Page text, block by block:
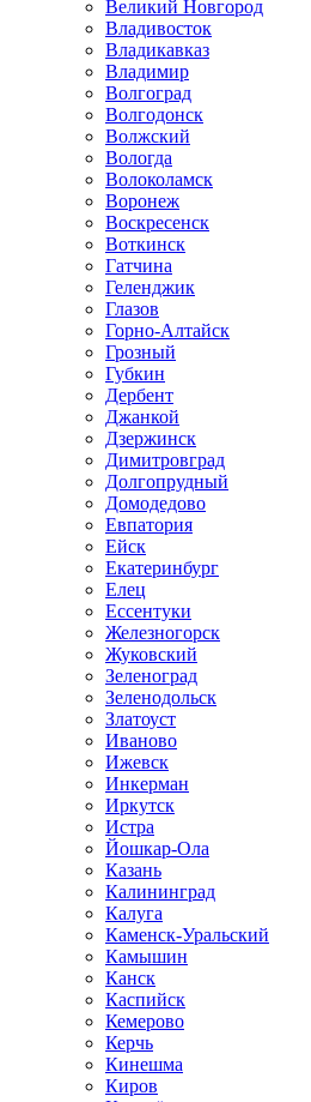
Великий Новгород
Владивосток
Владикавказ
Владимир
Волгоград
Волгодонск
Волжский
Вологда
Волоколамск
Воронеж
Воскресенск
Воткинск
Гатчина
Геленджик
Глазов
Горно-Алтайск
Грозный
Губкин
Дербент
Джанкой
Дзержинск
Димитровград
Долгопрудный
Домодедово
Евпатория
Ейск
Екатеринбург
Елец
Ессентуки
Железногорск
Жуковский
Зеленоград
Зеленодольск
Златоуст
Иваново
Ижевск
Инкерман
Иркутск
Истра
Йошкар-Ола
Казань
Калининград
Калуга
Каменск-Уральский
Камышин
Канск
Каспийск
Кемерово
Керчь
Кинешма
Киров